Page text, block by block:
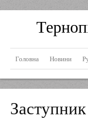
Головна Новини